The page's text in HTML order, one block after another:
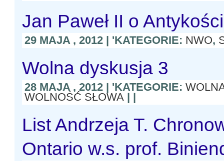
Jan Paweł II o
29 MAJA , 2012 | 'KATEGORIE: NWO,
Wolna dyskusja 3
28 MAJA , 2012 | 'KATEGORIE:
WOLNOŚĆ SŁOWA | |
List Andrzeja T.
Ontario w.s. prof.